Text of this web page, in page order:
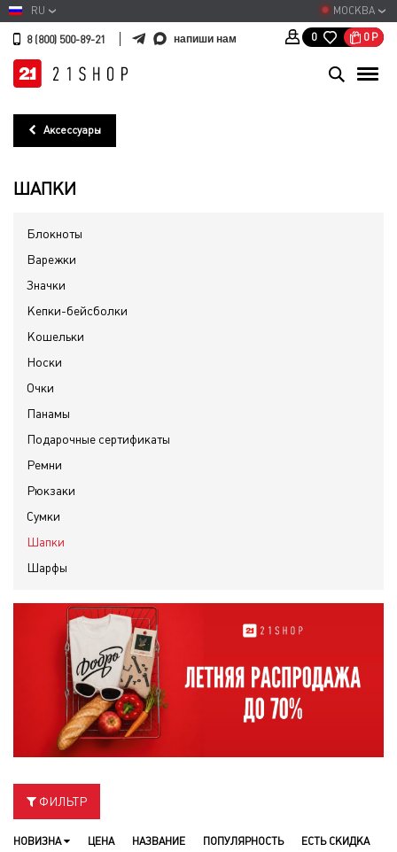
МОСКВА
RU
8 (800) 500-89-21 напиши нам 0 0 Р
Аксессуары
ШАПКИ
Блокноты
Варежки
Значки
Кепки-бейсболки
Кошельки
Носки
Очки
Панамы
Подарочные сертификаты
Ремни
Рюкзаки
Сумки
Шапки
Шарфы
ФИЛЬТР
НОВИЗНА ЦЕНА НАЗВАНИЕ ПОПУЛЯРНОСТЬ ЕСТЬ СКИДКА